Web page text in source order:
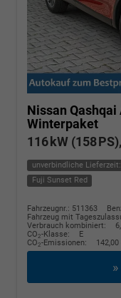
Nissan Qashqai
Winterpaket
116 kW (158
unverbindliche Lieferzeit:
Fuji Sunset Red
Fahrzeugnr.: 511363
Fahrzeug mit
Verbrauch kombiniert:
CO2-Klasse:
E
CO2-Emissionen: